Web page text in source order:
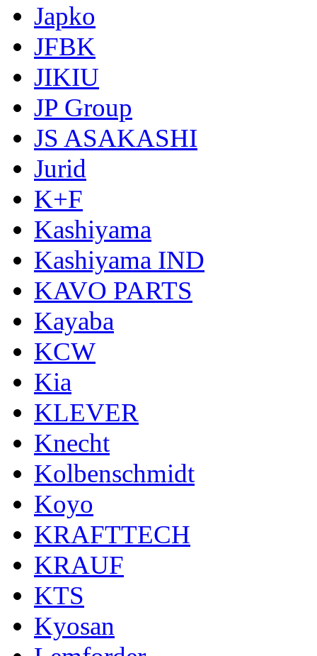
Japko
JFBK
JIKIU
JP Group
JS ASAKASHI
Jurid
K+F
Kashiyama
Kashiyama IND
KAVO PARTS
Kayaba
KCW
Kia
KLEVER
Knecht
Kolbenschmidt
Koyo
KRAFTTECH
KRAUF
KTS
Kyosan